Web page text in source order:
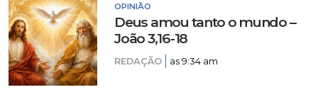
OPINIÃO
Deus amou tanto o mundo –
João 3,16-18
REDAÇÃO as 9:34 am